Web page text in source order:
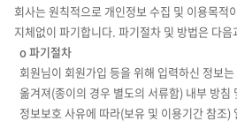
회사는 원칙적으로 개인정보 수집 및 이용목적
지체없이 파기합니다. 파기절차 및 방법은 다음
ο 파기절차
회원님이 회원가입 등을 위해 입력하신 정보
옮겨져(종이의 경우 별도의 서류함) 내부 방침
정보보호 사유에 따라(보유 및 이용기간 참조)